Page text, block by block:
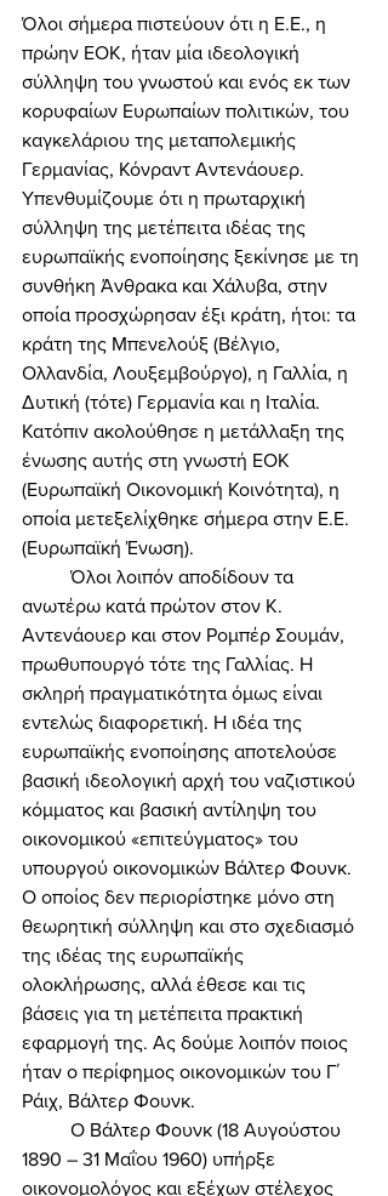
Όλοι σήμερα πιστεύουν ότι η Ε.Ε., η
πρώην ΕΟΚ, ήταν μία ιδεολογική
σύλληψη του γνωστού και ενός εκ των
κορυφαίων Ευρωπαίων πολιτικών, του
καγκελάριου της μεταπολεμικής
Γερμανίας, Κόνραντ Αντενάουερ.
Υπενθυμίζουμε ότι η πρωταρχική
σύλληψη της μετέπειτα ιδέας της
ευρωπαϊκής ενοποίησης ξεκίνησε με τη
συνθήκη Άνθρακα και Χάλυβα, στην
οποία προσχώρησαν έξι κράτη, ήτοι: τα
κράτη της Μπενελούξ (Βέλγιο,
Ολλανδία, Λουξεμβούργο), η Γαλλία, η
Δυτική (τότε) Γερμανία και η Ιταλία.
Κατόπιν ακολούθησε η μετάλλαξη της
ένωσης αυτής στη γνωστή ΕΟΚ
(Ευρωπαϊκή Οικονομική Κοινότητα), η
οποία μετεξελίχθηκε σήμερα στην Ε.Ε.
(Ευρωπαϊκή Ένωση).
ανωτέρω κατά πρώτον στον Κ.
Αντενάουερ και στον Ρομπέρ Σουμάν,
πρωθυπουργό τότε της Γαλλίας. Η
σκληρή πραγματικότητα όμως είναι
εντελώς διαφορετική. Η ιδέα της
ευρωπαϊκής ενοποίησης αποτελούσε
βασική ιδεολογική αρχή του ναζιστικού
κόμματος και βασική αντίληψη του
οικονομικού «επιτεύγματος» του
υπουργού οικονομικών Βάλτερ Φουνκ.
Ο οποίος δεν περιορίστηκε μόνο στη
θεωρητική σύλληψη και στο σχεδιασμό
της ιδέας της ευρωπαϊκής
ολοκλήρωσης, αλλά έθεσε και τις
βάσεις για τη μετέπειτα πρακτική
εφαρμογή της. Ας δούμε λοιπόν ποιος
ήταν ο περίφημος οικονομικών του Γ΄
Ράιχ, Βάλτερ Φουνκ.
1890 – 31 Μαΐου 1960) υπήρξε
οικονομολόγος και εξέχων στέλεχος